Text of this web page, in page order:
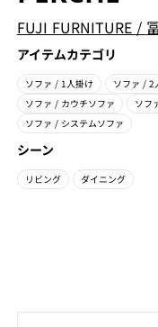
FUJI FURNITURE /
アイテムカテゴリ
ソファ / 1人掛け ソファ / 2
ソファ / カウチソファ ソフ
ソファ / システムソファ
シーン
リビング ダイニング